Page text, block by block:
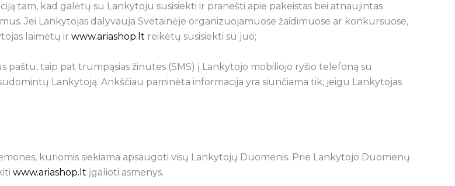
tam, kad galėtų su Lankytoju susisiekti ir pranešti apie pakeistas bei atnaujintas
Jei Lankytojas dalyvauja Svetainėje organizuojamuose žaidimuose ar konkursuose,
laimėtų ir www.ariashop.lt reikėtų susisiekti su juo;
paštu, taip pat trumpąsias žinutes (SMS) į Lankytojo mobiliojo ryšio telefoną su
Lankytoją. Ankščiau paminėta informacija yra siunčiama tik, jeigu Lankytojas
kuriomis siekiama apsaugoti visų Lankytojų Duomenis. Prie Lankytojo Duomenų
www.ariashop.lt įgalioti asmenys.